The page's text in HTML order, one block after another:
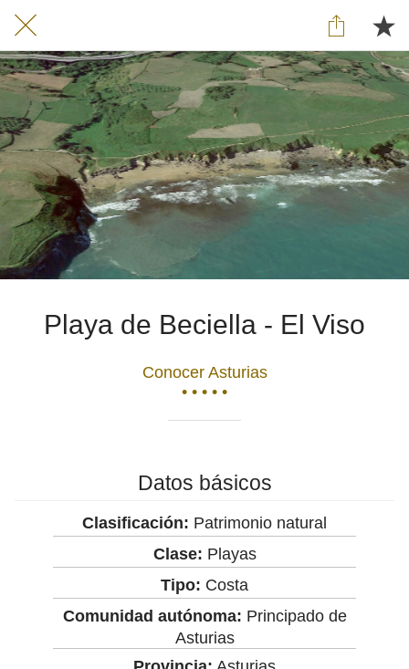
Playa de Beciella - El Viso
Conocer Asturias
• • • • •
Datos básicos
Clasificación: Patrimonio natural
Clase: Playas
Tipo: Costa
Comunidad autónoma: Principado de
Asturias